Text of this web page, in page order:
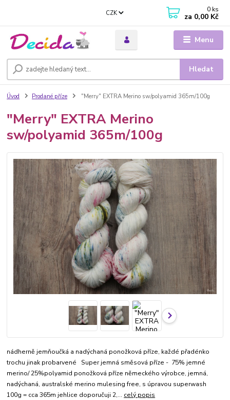
Menu
CZK
Hledat
0 ks
za 0,00 Kč
Úvod Prodané příze "Merry" EXTRA Merino sw/polyamid 365m/100g
"Merry" EXTRA Merino
sw/polyamid 365m/100g
nádherně jemňoučká a nadýchaná ponožková příze, každé přadénko
trochu jinak probarvené Super jemná směsová příze - 75% jemné
merino/ 25%polyamid ponožková příze německého výrobce, jemná,
nadýchaná, australské merino mulesing free, s úpravou superwash
100g = cca 365m jehlice doporučuji 2,... celý popis